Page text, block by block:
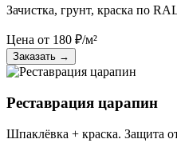
Зачистка, грунт, краска по
Цена от 180 ₽/м²
Заказать →
Реставрация царапин
Шпаклёвка + краска. Защита